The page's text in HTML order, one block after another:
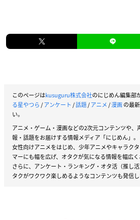
このページはkusuguru株式会社のにじめん編集部
る星やつら/アンケート /話題/アニメ/漫画の最
い。
アニメ・ゲーム・漫画などの2次元コンテンツや
報・話題をお届けする情報メディア「にじめん」。
女性向けアニメをはじめ、少年アニメやキャラク
マーにも幅を広げ、オタクが気になる情報を幅広く
さらに、アンケート・ランキング・オタ活（推し
タクがワクワク楽しめるようなコンテンツも発信し